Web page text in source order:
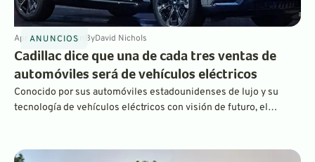
ANUNCIOS
Apr 29, 20253min ByDavid Nichols
Cadillac dice que una de cada tres ventas de
automóviles será de vehículos eléctricos
Conocido por sus automóviles estadounidenses de lujo y su
tecnología de vehículos eléctricos con visión de futuro, el
vehículos totalmente eléctricos.